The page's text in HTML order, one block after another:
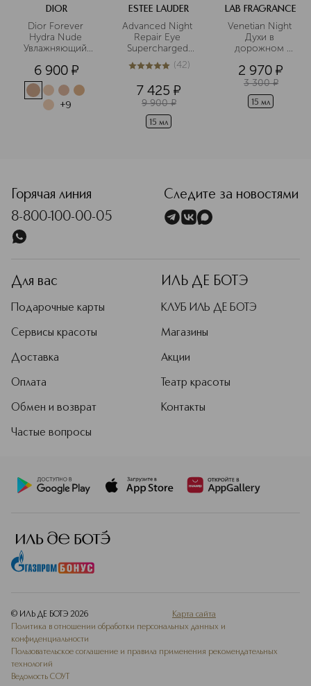
DIOR
Dior Forever
Hydra Nude
Увлажняющий
6 900 ¤
+9
ESTEE LAUDER
Advanced Night
Repair Eye
Supercharged
Gel-Crème
Synchronized
Мультифункциональный
восстанавливающий
гель-крем для
5из 542 (42)
7 425 ¤
9 900 ¤
15 мл
LAB FRAGRANCE
Venetian Night
Духи в
дорожном
2 970 ¤
3 300 ¤
15 мл
Горячая линия
8-800-100-00-05
Следите за новостями
Для вас
Подарочные карты
Сервисы красоты
Доставка
Оплата
Обмен и возврат
Частые вопросы
ИЛЬ ДЕ БОТЭ
КЛУБ ИЛЬ ДЕ БОТЭ
Магазины
Акции
Театр красоты
Контакты
© ИЛЬ ДЕ БОТЭ 2026
Карта сайта
Политика в отношении обработки персональных данных и
конфиденциальности
Пользовательское соглашение и правила применения рекомендательных
технологий
Ведомость СОУТ